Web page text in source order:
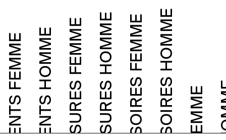
CHAUSSURES FEMMECHAUSSURES HOMMEACCESSOIRES FEMMEACCESSOIRES HOMME